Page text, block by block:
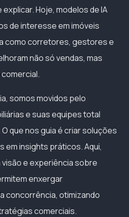
Hoje, modelos de IA
de interesse em imóveis
como corretores, gestores e
não só vendas, mas
somos movidos pelo
e suas equipes total
que nos guia é criar soluções
em insights práticos. Aqui,
e experiência sobre
enxergar
concorrência, otimizando
comerciais.